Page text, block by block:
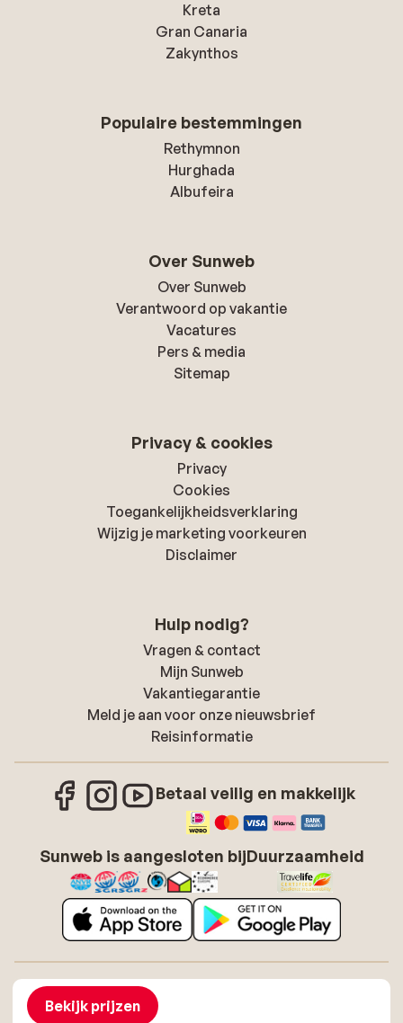
Bekijk prijzen
Kreta
Gran Canaria
Zakynthos
Populaire bestemmingen
Rethymnon
Hurghada
Albufeira
Over Sunweb
Over Sunweb
Verantwoord op vakantie
Vacatures
Pers & media
Sitemap
Privacy & cookies
Privacy
Cookies
Toegankelijkheidsverklaring
Wijzig je marketing voorkeuren
Disclaimer
Hulp nodig?
Vragen & contact
Mijn Sunweb
Vakantiegarantie
Meld je aan voor onze nieuwsbrief
Reisinformatie
Betaal veilig en makkelijk
Sunweb is aangesloten bijDuurzaamheid
Over Sunweb
Algemene voorwaarden zonvakanties